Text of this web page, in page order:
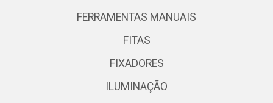
FERRAMENTAS MANUAIS
FITAS
FIXADORES
ILUMINAÇÃO